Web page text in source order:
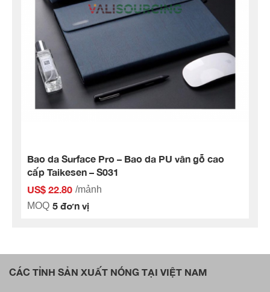
Bao da Surface Pro – Bao da PU vân gỗ cao
cấp Taikesen – S031
US$ 22.80 /mảnh
MOQ 5 đơn vị
CÁC TỈNH SẢN XUẤT NÓNG TẠI VIỆT NAM